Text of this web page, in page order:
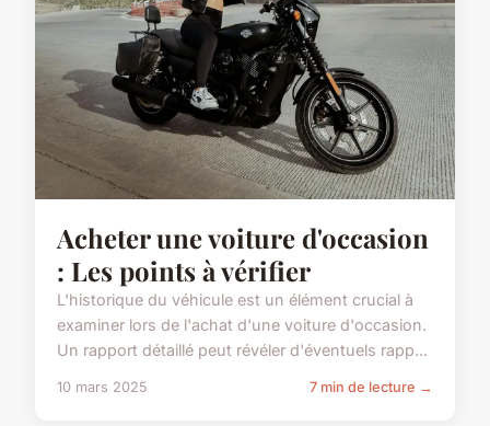
Acheter une voiture d'occasion
: Les points à vérifier
L'historique du véhicule est un élément crucial à
examiner lors de l'achat d'une voiture d'occasion.
Un rapport détaillé peut révéler d'éventuels rapp...
10 mars 2025 7 min de lecture →